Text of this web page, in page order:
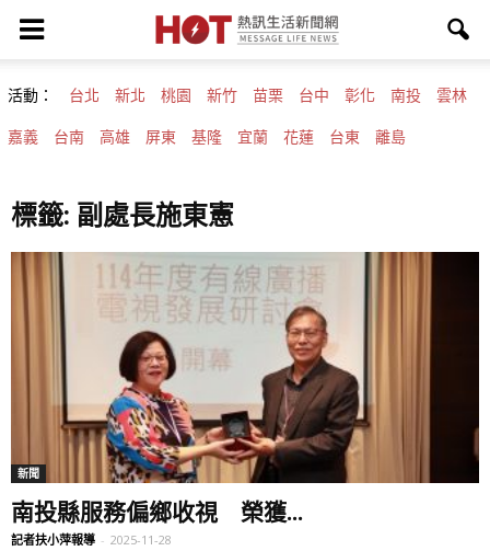
活動： 台北 新北 桃園 新竹 苗栗 台中 彰化 南投 雲林
嘉義 台南 高雄 屏東 基隆 宜蘭 花蓮 台東 離島
標籤: 副處長施東憲
新聞
南投縣服務偏鄉收視 榮獲...
記者扶小萍報導 - 2025-11-28